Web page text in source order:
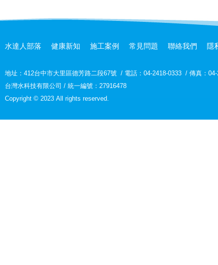
水達人部落 健康新知 施工案例 常見問題 聯絡我們 隱
地址： 412台中市大里區德芳路二段67號 / 電話：04-2418-0333 / 傳真：
台灣水科技有限公司 / 統一編號：27916478
Copyright © 2023 All rights reserved.